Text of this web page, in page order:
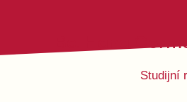
Bc. Hana
Studijní